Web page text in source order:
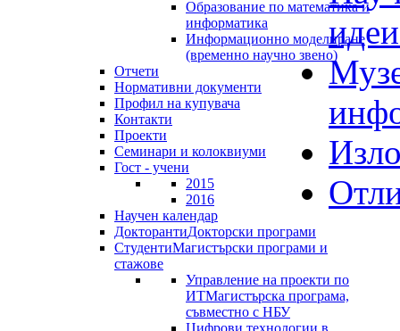
Образование по математика и
информатика
Информационно моделиране
(временно научно звено)
Отчети
Нормативни документи
Профил на купувача
Контакти
Проекти
Семинари и колоквиуми
Гост - учени
2015
2016
Научен календар
ДокторантиДокторски програми
СтудентиМагистърски програми и
стажове
Управление на проекти по
ИТМагистърска програма,
съвместно с НБУ
Цифрови технологии в